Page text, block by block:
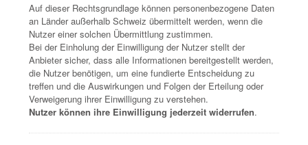
Auf dieser Rechtsgrundlage können personenbezogene Daten
an Länder außerhalb Schweiz übermittelt werden, wenn die
Nutzer einer solchen Übermittlung zustimmen.
Bei der Einholung der Einwilligung der Nutzer stellt der
Anbieter sicher, dass alle Informationen bereitgestellt werden,
die Nutzer benötigen, um eine fundierte Entscheidung zu
treffen und die Auswirkungen und Folgen der Erteilung oder
Verweigerung ihrer Einwilligung zu verstehen.
Nutzer können ihre Einwilligung jederzeit widerrufen.